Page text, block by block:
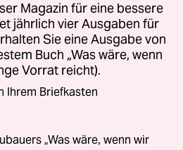
Magazin für eine bessere
jährlich vier Ausgaben für
Sie eine Ausgabe von
Buch „Was wäre, wenn
Vorrat reicht).
Ihrem Briefkasten
„Was wäre, wenn wir